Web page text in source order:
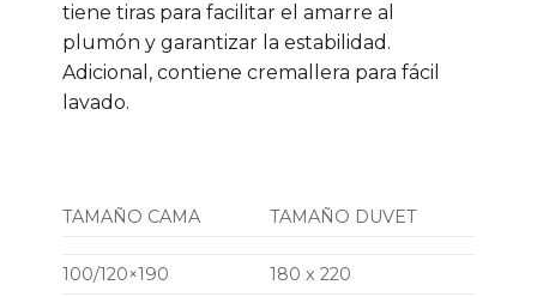
tiene tiras para facilitar el amarre al
plumón y garantizar la estabilidad.
Adicional, contiene cremallera para fácil
lavado.
TAMAÑO CAMA TAMAÑO DUVET
100/120×190
180 x 220